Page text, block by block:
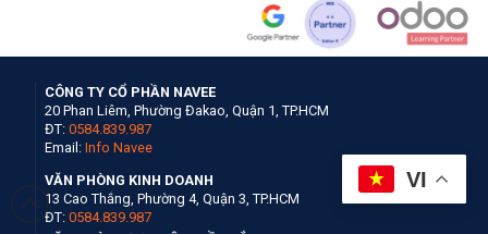
CÔNG TY CỔ PHẦN NAVEE
20 Phan Liêm, Phường Đakao, Quận 1, TP.HCM
ĐT: 0584.839.987
Email: Info Navee
VĂN PHÒNG KINH DOANH
13 Cao Thắng, Phường 4, Quận 3, TP.HCM
ĐT: 0584.839.987
VI